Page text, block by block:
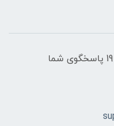
از شنبه تا پنجشنبه از ساعت 10 الی 19 پاسخگوی شما